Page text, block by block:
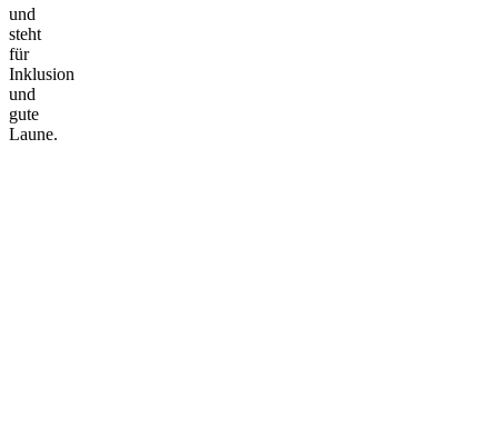
und
steht
für
Inklusion
und
gute
Laune.